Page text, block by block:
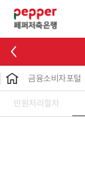
금융소비자포털
민원처리절차